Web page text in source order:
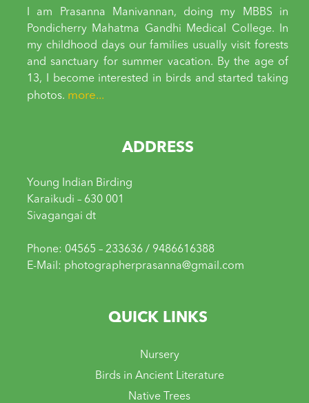
I am Prasanna Manivannan, doing my MBBS in
Pondicherry Mahatma Gandhi Medical College. In
my childhood days our families usually visit forests
and sanctuary for summer vacation. By the age of
13, I become interested in birds and started taking
photos. more...
ADDRESS
Young Indian Birding
Karaikudi – 630 001
Sivagangai dt
Phone: 04565 – 233636 / 9486616388
E-Mail: photographerprasanna@gmail.com
QUICK LINKS
Nursery
Birds in Ancient Literature
Native Trees